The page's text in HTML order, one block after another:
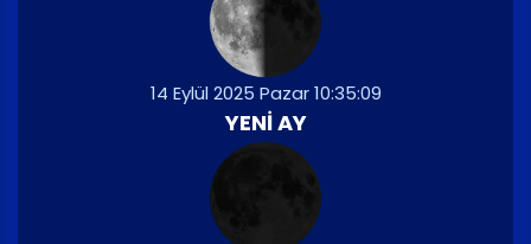
14 Eylül 2025 Pazar 10:35:09
YENI AY